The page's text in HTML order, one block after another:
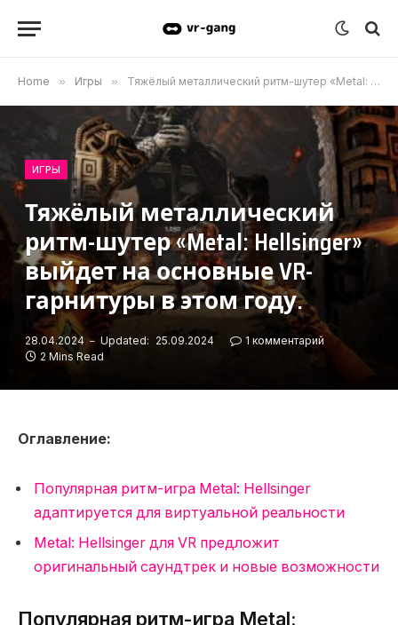
Home » Игры » Тяжёлый металлический ритм-шутер «Metal: Hellsinger» выйдет на основные VR-гарнитуры в этом году.
ИГРЫ
Тяжёлый металлический
ритм-шутер «Metal: Hellsinger»
выйдет на основные VR-
гарнитуры в этом году.
28.04.2024 Updated: 25.09.2024
1 комментарий
2 Mins Read
Оглавление:
Популярная ритм-игра Metal: Hellsinger
адаптируется для виртуальной реальности
Metal: Hellsinger для VR предложит
оригинальный саундтрек и новые возможности
Популярная ритм-игра Metal: